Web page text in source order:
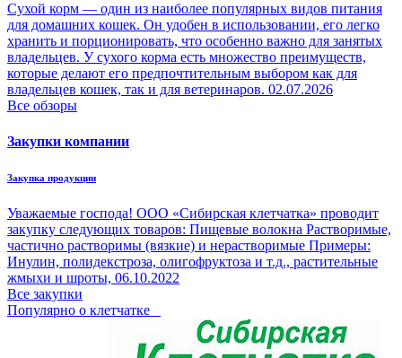
Сухой корм — один из наиболее популярных видов питания
для домашних кошек. Он удобен в использовании, его легко
хранить и порционировать, что особенно важно для занятых
владельцев. У сухого корма есть множество преимуществ,
которые делают его предпочтительным выбором как для
владельцев кошек, так и для ветеринаров. 02.07.2026
Все обзоры
Закупки компании
Закупка продукции
Уважаемые господа! ООО «Сибирская клетчатка» проводит
закупку следующих товаров: Пищевые волокна Растворимые,
частично растворимы (вязкие) и нерастворимые Примеры:
Инулин, полидекстроза, олигофруктоза и т.д., растительные
жмыхи и шроты, 06.10.2022
Все закупки
Популярно о клетчатке